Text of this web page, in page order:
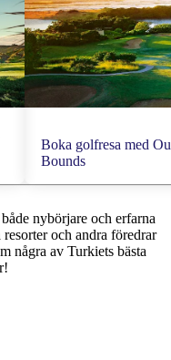
Boka golfresa med
Bounds
nybörjare och erfarna
och andra föredrar
några av Turkiets bästa